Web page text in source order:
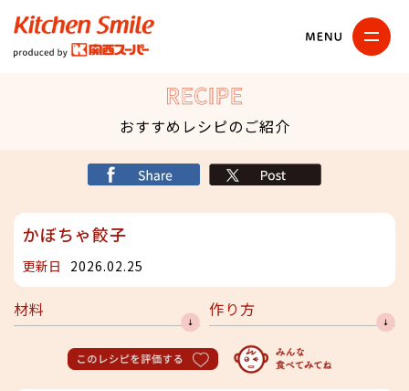
キッチンスマイル
おすすめレシピのご紹介
かぼちゃ餃子
更新日 2026.02.25
材料 作り方